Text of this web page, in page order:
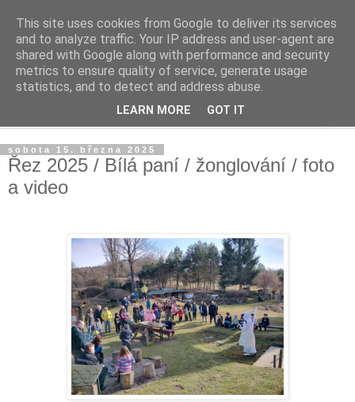
Život v sadu
Žijeme v sadu, staráme se o sad, zveme do sadu
sobota 15. března 2025
Řez 2025 / Bílá paní / žonglování / foto
a video
This site uses cookies from Google to deliver its services
and to analyze traffic. Your IP address and user-agent are
shared with Google along with performance and security
metrics to ensure quality of service, generate usage
statistics, and to detect and address abuse.
LEARN MORE GOT IT